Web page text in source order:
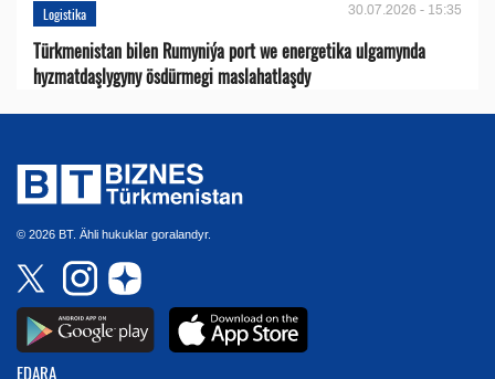
Logistika 30.07.2026 - 15:35
Türkmenistan bilen Rumyniýa port we energetika ulgamynda
hyzmatdaşlygyny ösdürmegi maslahatlaşdy
© 2026 BT. Ähli hukuklar goralandyr.
EDARA